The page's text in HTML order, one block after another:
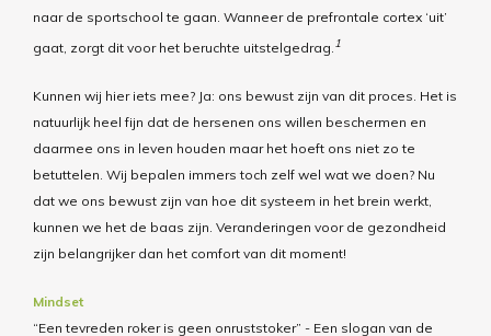
naar de sportschool te gaan. Wanneer de prefrontale cortex ‘uit’
gaat, zorgt dit voor het beruchte uitstelgedrag. 1
Kunnen wij hier iets mee? Ja: ons bewust zijn van dit proces. Het is
natuurlijk heel fijn dat de hersenen ons willen beschermen en
daarmee ons in leven houden maar het hoeft ons niet zo te
betuttelen. Wij bepalen immers toch zelf wel wat we doen? Nu
dat we ons bewust zijn van hoe dit systeem in het brein werkt,
kunnen we het de baas zijn. Veranderingen voor de gezondheid
zijn belangrijker dan het comfort van dit moment!
Mindset
“Een tevreden roker is geen onruststoker” - Een slogan van de